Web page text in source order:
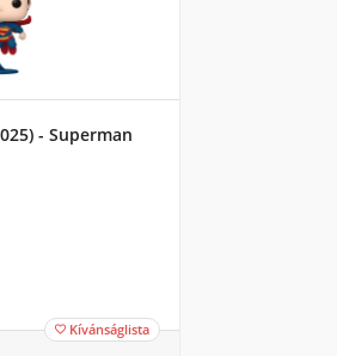
- Superman
 Kívánságlista